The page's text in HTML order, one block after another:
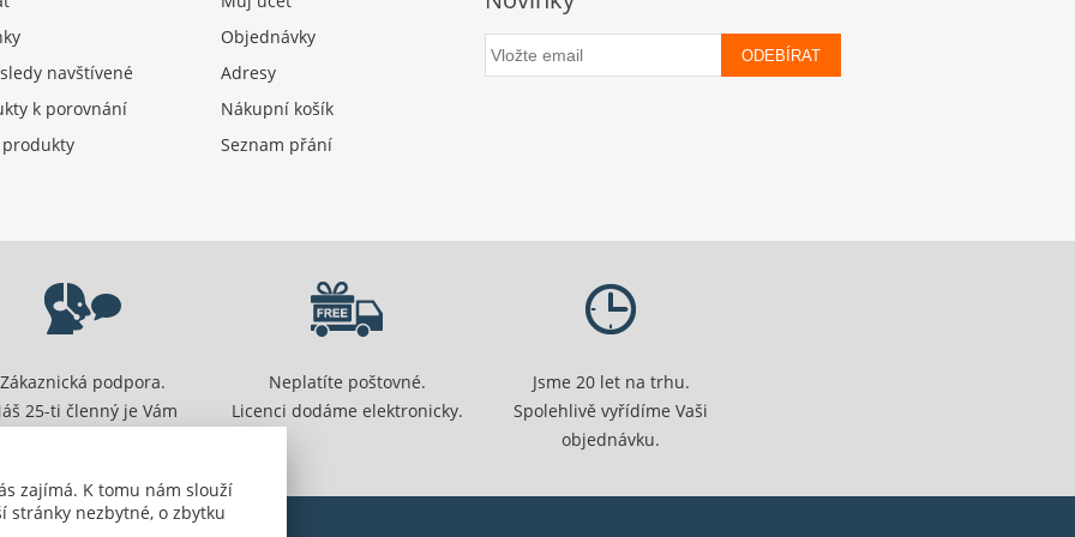
zajímá. K tomu nám slouží
nezbytné, o zbytku
navštívené
k porovnání
Objednávky
Adresy
Nákupní košík
Seznam přání
ODEBÍRAT
Zákaznická podpora.
25-ti členný je Vám
Neplatíte poštovné.
Licenci dodáme elektronicky.
Jsme 20 let na trhu.
Spolehlivě vyřídíme Vaši
objednávku.